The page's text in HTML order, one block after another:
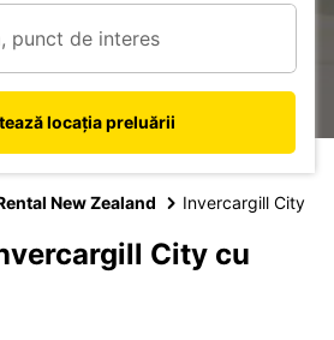
locația preluării
New Zealand Invercargill City
City cu